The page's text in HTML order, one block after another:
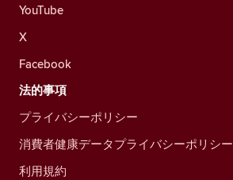
YouTube
X
Facebook
法的事項
プライバシーポリシー
消費者健康データプライバシーポリシー
利用規約